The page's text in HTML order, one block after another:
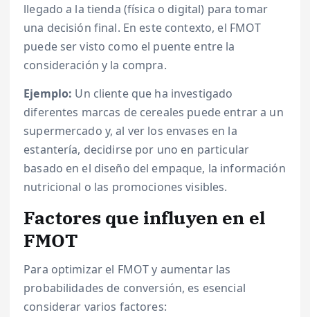
llegado a la tienda (física o digital) para tomar
una decisión final. En este contexto, el FMOT
puede ser visto como el puente entre la
consideración y la compra.
Ejemplo: Un cliente que ha investigado
diferentes marcas de cereales puede entrar a un
supermercado y, al ver los envases en la
estantería, decidirse por uno en particular
basado en el diseño del empaque, la información
nutricional o las promociones visibles.
Factores que influyen en el
FMOT
Para optimizar el FMOT y aumentar las
probabilidades de conversión, es esencial
considerar varios factores: